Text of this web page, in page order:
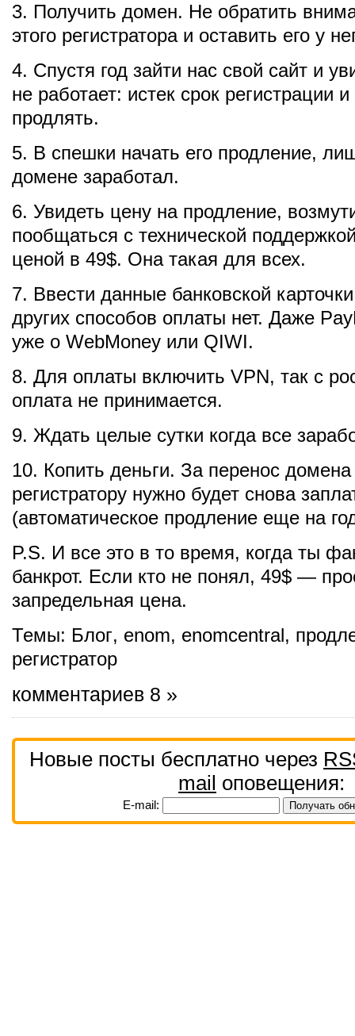
3. Получить домен. Не обратить
этого регистратора и оставить его у
4. Спустя год зайти нас свой сайт и
не работает: истек срок регистрации
продлять.
5. В спешки начать его продление,
домене заработал.
6. Увидеть цену на продление,
пообщаться с технической
ценой в 49$. Она такая для всех.
7. Ввести данные банковской
других способов оплаты нет. Даже
уже о WebMoney или QIWI.
8. Для оплаты включить VPN, так с
оплата не принимается.
9. Ждать целые сутки когда все
10. Копить деньги. За перенос домена
регистратору нужно будет снова
(автоматическое продление еще на
P.S. И все это в то время, когда ты
банкрот. Если кто не понял, 49$ —
запредельная цена.
Темы: Блог, enom, enomcentral,
регистратор
комментариев 8 »
Новые посты бесплатно через
mail оповещения:
E-mail: